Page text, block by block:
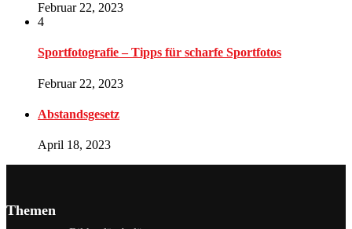
Februar 22, 2023
4
Sportfotografie – Tipps für scharfe Sportfotos
Februar 22, 2023
Abstandsgesetz
April 18, 2023
Themen